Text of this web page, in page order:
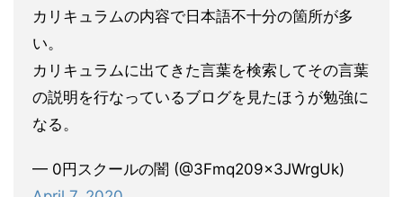
カリキュラムの内容で日本語不十分の箇所が多
い。
カリキュラムに出てきた言葉を検索してその言葉
の説明を行なっているブログを見たほうが勉強に
なる。
— 0円スクールの闇 (@3Fmq209x3JWrgUk)